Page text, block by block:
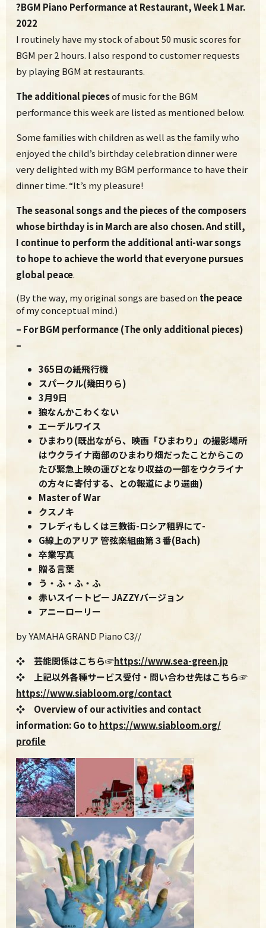
?BGM Piano Performance at Restaurant, Week 1 Mar.
2022
I routinely have my stock of about 50 music scores for
BGM per 2 hours. I also respond to customer requests
by playing BGM at restaurants.
The additional piecesof music for the BGM
performance this week are listed as mentioned below.
Some families with children as well as the family who
enjoyed the child’s birthday celebration dinner were
very delighted with my BGM performance to have their
dinner time. “It’s my pleasure!
The seasonal songs and the pieces of the composers
whose birthday is in March are also chosen. And still,
I continue to perform the additional anti-war songs
to hope to achieve the world that everyone pursues
global peace.
(By the way, my original songs are based on the peace
of my conceptual mind.)
– For BGM performance (The only additional pieces)
–
365日の紙飛行機
スパークル(幾田りら)
3月9日
狼なんかこわくない
エーデルワイス
ひまわり(既出ながら、映画「ひまわり」の撮影場所
はウクライナ南部のひまわり畑だったことからこの
たび緊急上映の運びとなり収益の一部をウクライナ
の方々に寄付する、との報道により選曲)
Master of War
クスノキ
フレディもしくは三教街-ロシア租界にて-
G線上のアリア 管弦楽組曲第３番(Bach)
卒業写真
贈る言葉
う・ふ・ふ・ふ
赤いスイートピー JAZZYバージョン
アニーローリー
by YAMAHA GRAND Piano C3//
❖ 芸能関係はこちら☞https://www.sea-green.jp
❖ 上記以外各種サービス受付・問い合わせ先はこちら☞
https://www.siabloom.org/contact
❖ Overview of our activities and contact
information: Go to https://www.siabloom.org/
profile